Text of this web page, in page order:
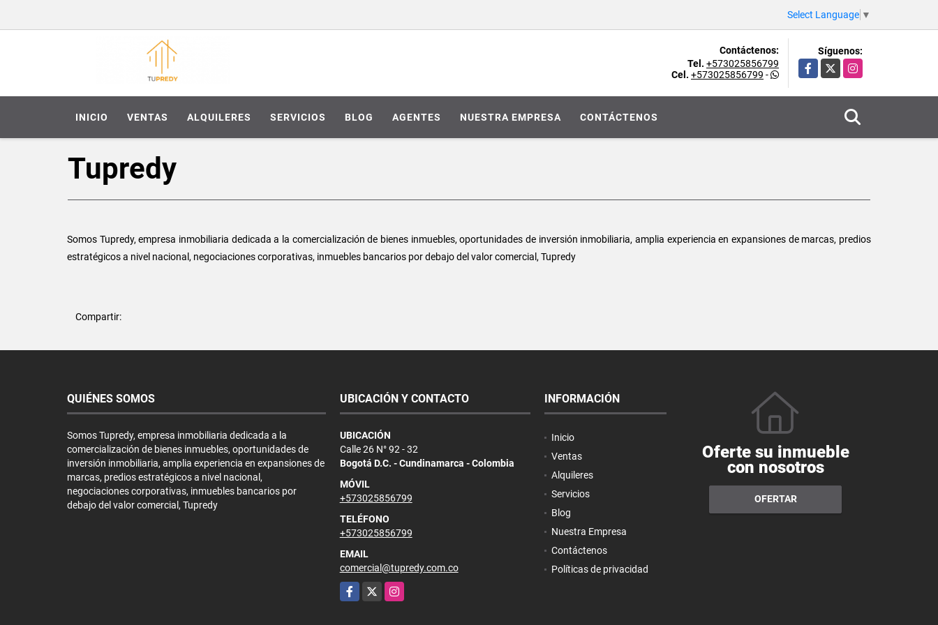
Select Language ▼
Contáctenos:
Tel. +573025856799
Cel. +573025856799 -
Síguenos:
Facebook
X Instagram
INICIO VENTAS ALQUILERES SERVICIOS BLOG AGENTES NUESTRA EMPRESA CONTÁCTENOS
Tupredy
Somos Tupredy, empresa inmobiliaria dedicada a la comercialización de bienes inmuebles, oportunidades de inversión inmobiliaria, amplia experiencia en expansiones de marcas, predios
estratégicos a nivel nacional, negociaciones corporativas, inmuebles bancarios por debajo del valor comercial, Tupredy
Compartir:
QUIÉNES SOMOS
Somos Tupredy, empresa inmobiliaria dedicada a la
comercialización de bienes inmuebles, oportunidades de
inversión inmobiliaria, amplia experiencia en expansiones de
marcas, predios estratégicos a nivel nacional,
negociaciones corporativas, inmuebles bancarios por
debajo del valor comercial, Tupredy
UBICACIÓN Y CONTACTO
UBICACIÓN
Calle 26 N° 92 - 32
Bogotá D.C. - Cundinamarca - Colombia
MÓVIL
+573025856799
TELÉFONO
+573025856799
EMAIL
comercial@tupredy.com.co
Facebook
X Instagram
INFORMACIÓN
Inicio
Ventas
Alquileres
Servicios
Blog
Nuestra Empresa
Contáctenos
Políticas de privacidad
Oferte su inmueble
con nosotros
OFERTAR